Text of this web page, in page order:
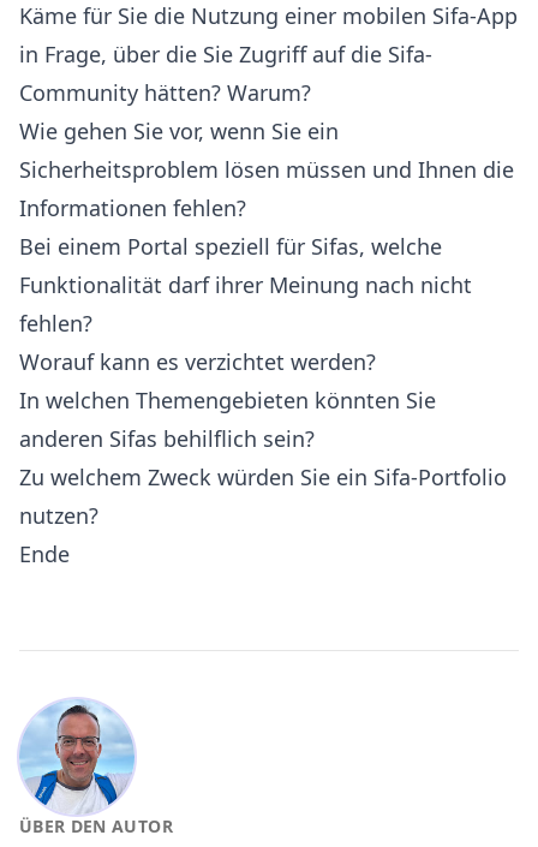
Käme für Sie die Nutzung einer mobilen Sifa-App
in Frage, über die Sie Zugriff auf die Sifa-
Community hätten? Warum?
Wie gehen Sie vor, wenn Sie ein
Sicherheitsproblem lösen müssen und Ihnen die
Informationen fehlen?
Bei einem Portal speziell für Sifas, welche
Funktionalität darf ihrer Meinung nach nicht
fehlen?
Worauf kann es verzichtet werden?
In welchen Themengebieten könnten Sie
anderen Sifas behilflich sein?
Zu welchem Zweck würden Sie ein Sifa-Portfolio
nutzen?
Ende
ÜBER DEN AUTOR